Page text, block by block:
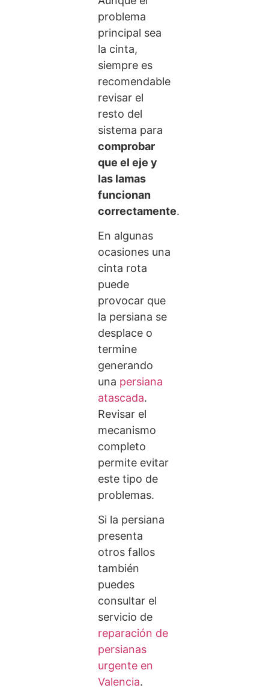
problema
principal sea
la cinta,
siempre es
recomendable
revisar el
resto del
sistema para
comprobar
que el eje y
las lamas
funcionan
correctamente.
En algunas
ocasiones una
cinta rota
puede
provocar que
la persiana se
desplace o
termine
generando
una persiana
atascada.
Revisar el
mecanismo
completo
permite evitar
este tipo de
problemas.
Si la persiana
presenta
otros fallos
también
puedes
consultar el
servicio de
reparación de
persianas
urgente en
Valencia.